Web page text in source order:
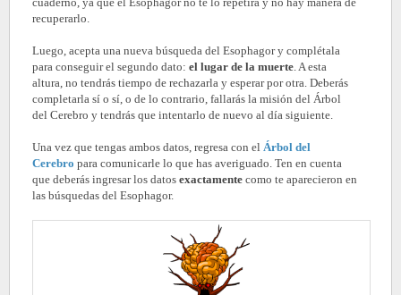
recuperarlo.
Luego, acepta una nueva búsqueda del Esophagor y complétala
para conseguir el segundo dato: el lugar de la muerte. A esta
altura, no tendrás tiempo de rechazarla y esperar por otra. Deberás
completarla sí o sí, o de lo contrario, fallarás la misión del Árbol
del Cerebro y tendrás que intentarlo de nuevo al día siguiente.
Una vez que tengas ambos datos, regresa con el Árbol del
Cerebro para comunicarle lo que has averiguado. Ten en cuenta
que deberás ingresar los datos exactamente como te aparecieron en
las búsquedas del Esophagor.